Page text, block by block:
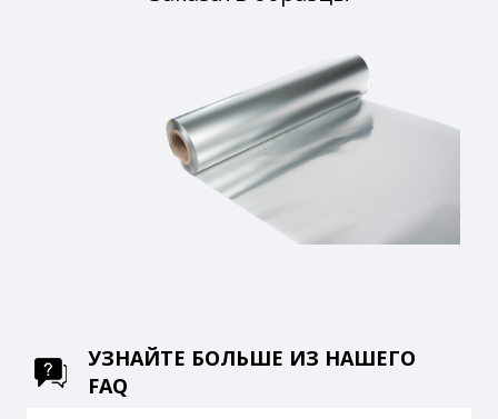
УЗНАЙТЕ БОЛЬШЕ ИЗ НАШЕГО
FAQ